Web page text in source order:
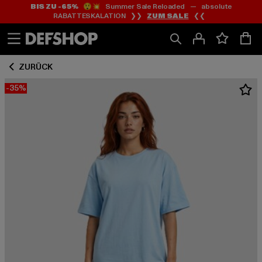
Zum
Inhalt
springen
Zum
Fußzeile
springen
BIS ZU -65%😲💥 Summer Sale Reloaded — absolute
RABATTESKALATION ❯❯ ZUM SALE ❮❮
ZURÜCK
-35%